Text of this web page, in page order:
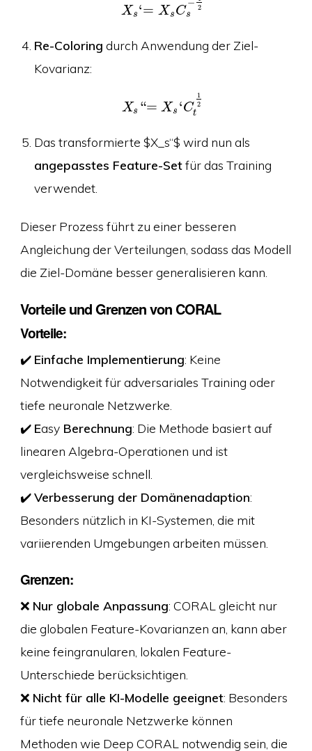
Xs ‘= Xs C
2
s
Re-Coloring durch Anwendung der Ziel-
Kovarianz:
Xs “= Xs ‘C
1
2
t
Das transformierte $X_s“$ wird nun als
angepasstes Feature-Setfür das Training
verwendet.
Dieser Prozess führt zu einer besseren
Angleichung der Verteilungen, sodass das Modell
die Ziel-Domäne besser generalisieren kann.
Vorteile und Grenzen von CORAL
Vorteile:
✔️ Einfache Implementierung: Keine
Notwendigkeit für adversariales Training oder
tiefe neuronale Netzwerke.
✔️ EasyBerechnung: Die Methode basiert auf
linearen Algebra-Operationen und ist
vergleichsweise schnell.
✔️Verbesserung der Domänenadaption:
Besonders nützlich in KI-Systemen, die mit
variierenden Umgebungen arbeiten müssen.
Grenzen:
❌ Nur globale Anpassung: CORAL gleicht nur
die globalen Feature-Kovarianzen an, kann aber
keine feingranularen, lokalen Feature-
Unterschiede berücksichtigen.
❌ Nicht für alle KI-Modelle geeignet: Besonders
für tiefe neuronale Netzwerke können
Methoden wie Deep CORAL notwendig sein, die